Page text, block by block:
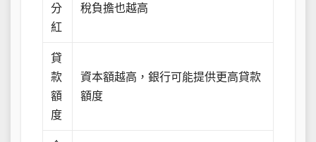
分
紅
稅負擔也越高
貸
款
額
度
資本額越高，銀行可能提供更高貸款
額度